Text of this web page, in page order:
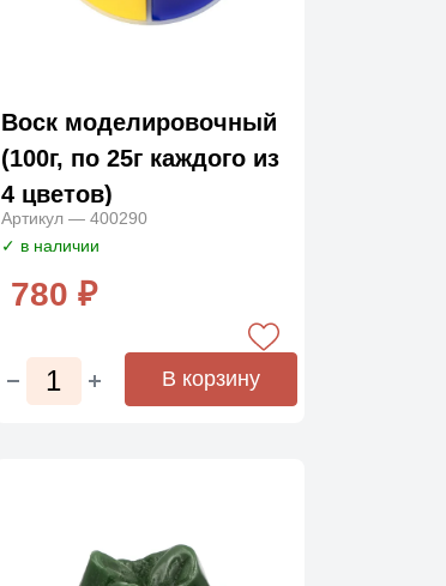
Воск моделировочный
(100г, по 25г каждого из
4 цветов)
Артикул — 400290
✓ в наличии
780 ₽
В корзину